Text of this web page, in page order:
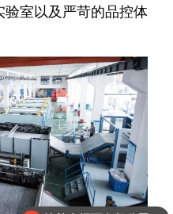
室以及严苛的品控体
简单介绍下奥凯公司？